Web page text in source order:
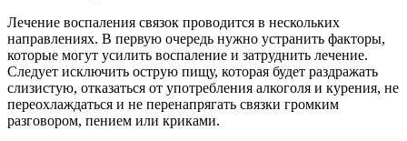
Лечение воспаления связок проводится в нескольких
направлениях. В первую очередь нужно устранить факторы,
которые могут усилить воспаление и затруднить лечение.
Следует исключить острую пищу, которая будет раздражать
слизистую, отказаться от употребления алкоголя и курения, не
переохлаждаться и не перенапрягать связки громким
разговором, пением или криками.